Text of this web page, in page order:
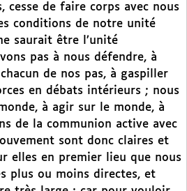
cesse de faire corps avec nous
conditions de notre unité
saurait être l’unité
pas à nous défendre, à
de nos pas, à gaspiller
en débats intérieurs ; nous
à agir sur le monde, à
de la communion active avec
sont donc claires et
elles en premier lieu que nous
plus ou moins directes, et